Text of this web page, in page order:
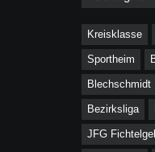
Kreisklasse
Sportheim
Blechschmidt
Bezirksliga
JFG